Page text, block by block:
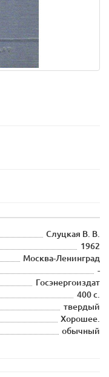
Слуцкая В. В.
1962
Москва-Ленинград
-
Госэнергоиздат
400 с.
твердый
Хорошее.
обычный